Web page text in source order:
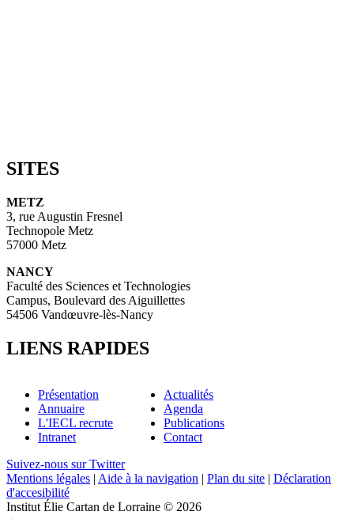
SITES
METZ
3, rue Augustin Fresnel
Technopole Metz
57000 Metz
NANCY
Faculté des Sciences et Technologies
Campus, Boulevard des Aiguillettes
54506 Vandœuvre-lès-Nancy
LIENS RAPIDES
Présentation
Annuaire
L'IECL recrute
Intranet
Actualités
Agenda
Publications
Contact
Suivez-nous sur Twitter
Mentions légales | Aide à la navigation | Plan du site | Déclaration
d'accesibilité
Institut Élie Cartan de Lorraine © 2026